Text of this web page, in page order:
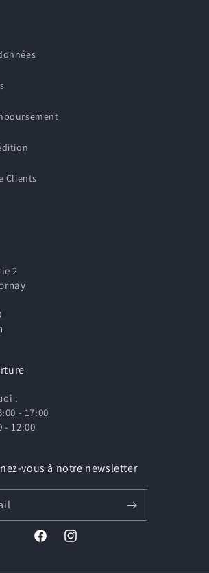
Clients
2
:
- 17:00
- 12:00
vous à notre newsletter
FacebookInstagram